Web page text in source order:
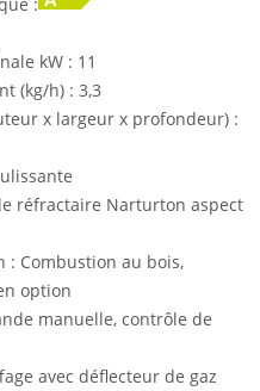
kW : 11
(kg/h) : 3,3
x largeur x profondeur) :
réfractaire Narturton aspect
: Combustion au bois,
option
manuelle, contrôle de
avec déflecteur de gaz